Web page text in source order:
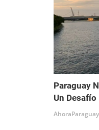
Paraguay
Un Desafío
AhoraParaguay